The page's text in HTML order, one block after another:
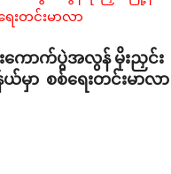
ကောက်ပွဲအလွန် မိုးညှင်း
ယ်မှာ စစ်ရေးတင်းမာလာ